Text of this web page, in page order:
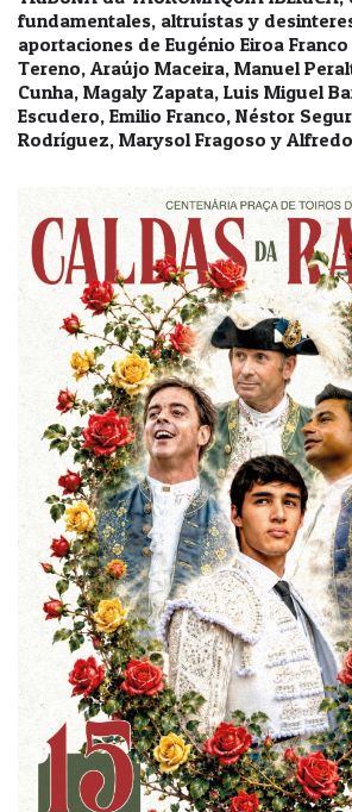
fundamentales, altruístas y
aportaciones de Eugénio Eiroa
Tereno, Araújo Maceira, Manuel
Cunha, Magaly Zapata, Luis Miguel
Escudero, Emilio Franco, Néstor
Rodríguez, Marysol Fragoso y